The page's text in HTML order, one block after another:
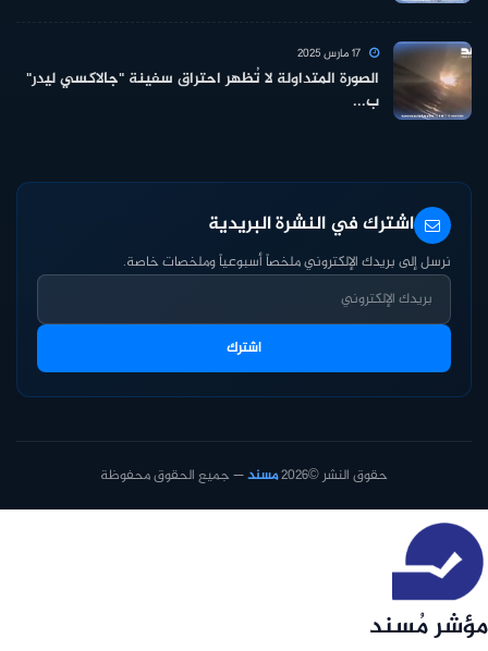
الصورة المتداولة لا تُظهر احتراق سفينة "جالاكسي ليدر"
ب...
اشترك في النشرة البريدية
نرسل إلى بريدك الإلكتروني ملخصاً أسبوعياً وملخصات خاصة.
اشترك
حقوق النشر ©2026 مسند— جميع الحقوق محفوظة
مؤشر مُسند